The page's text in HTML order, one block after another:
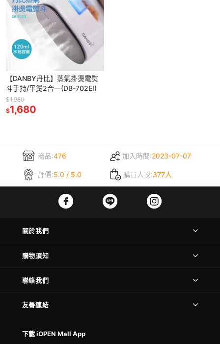
【DANBY丹比】蒸氣掛燙電熨
斗手持/平燙2合一(DB-702EI)
$1,980
$1,680
商品:476 加入時間:2023-07-07
評價:5.0 / 5.0 購買人次:377人
關於我們
購物須知
聯絡我們
友善連結
下載 iOPEN Mall App